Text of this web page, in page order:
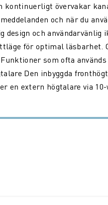
kontinuerligt övervakar
och när du
design och
för optimal läsbarhet.
som ofta
Den inbyggda
en extern högtalare via